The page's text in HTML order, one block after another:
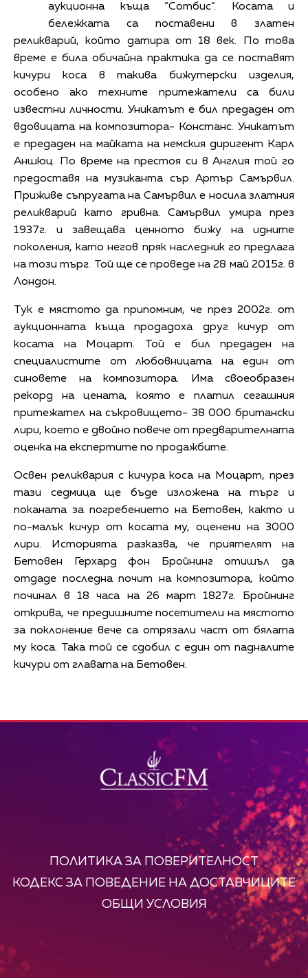
аукционна къща “Сотбис”. Косата и
бележката са поставени в златен
реликварий, който датира от 18 век. По това
време е била обичайна практика да се поставят
кичури коса в такива бижутерски изделия,
особено ако техните притежатели са били
известни личности. Уникатът е бил предаден от
вдовицата на композитора- Констанс. Уникатът
е предаден на майката на немския диригент Карл
Аншюц. По време на престоя си в Англия той го
предоставя на музиканта сър Артър Самървил.
Приживе съпругата на Самървил е носила златния
реликварий като гривна. Самървил умира през
1937г. и завещава ценното бижу на идните
поколения, като негов пряк наследник го предлага
на този търг. Той ще се проведе на 28 май 2015г. в
Лондон.
Тук е мястото да припомним, че през 2002г. от
аукционната къща продадоха друг кичур от
косата на Моцарт. Той е бил предаден на
специалистите от любовницата на един от
синовете на композитора. Има своеобразен
рекорд на цената, която е платил сегашния
притежател на съкровището- 38 000 британски
лири, което е двойно повече от предварителната
оценка на експертите по продажбите.
Освен реликвария с кичура коса на Моцарт, през
тази седмица ще бъде изложена на търг и
поканата за погребението на Бетовен, както и
по-малък кичур от косата му, оценени на 3000
лири. Историята разказва, че приятелят на
Бетовен Герхард фон Бройнинг отишъл да
отдаде последна почит на композитора, който
починал в 18 часа на 26 март 1827г. Бройнинг
открива, че предишните посетители на мястото
за поклонение вече са отрязали част от бялата
му коса. Така той се сдобил с един от падналите
кичури от главата на Бетовен.
ПОЛИТИКА ЗА ПОВЕРИТЕЛНОСТ
КОДЕКС ЗА ПОВЕДЕНИЕ НА ДОСТАВЧИЦИТЕ
ОБЩИ УСЛОВИЯ